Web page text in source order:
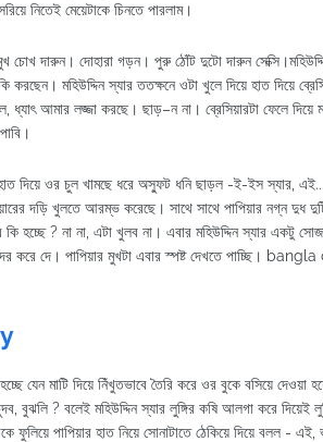
নিতেই মেয়েটাকে চিনতে পারলাম।
চোখ দারুন। দোহারা গড়ন। পুরু ঠোঁট দুটো দারুন
মহিউদ্দিন স্যার ততক্ষনে ওটা খুলে দিয়ে হাত দিয়ে
আমার লজ্জা করছে। ছাড়–ন না। ব্রেসিয়ারটা ফেলে দিয়ে
দিয়ে ওর চুল খামছে ধরে অস্ফুট ধনি ছাড়ল -ই-ইস স্যার, এই...
দড়ি খুলতে আরম্ভ করেছে। সাথে সাথে পাপিয়ার নগ্ন দুধ
হচ্ছে ? না না, এটা খুলব না। এবার মহিউদ্দিন স্যার একটু
করে দে। পাপিয়ার মুখটা এবার স্পষ্ট দেখতে পাচ্ছি।
যেন মাটি দিয়ে নিঁখুতভাবে তৈরি করে ওর বুকে বসিয়ে দেওয়া
? বলেই মহিউদ্দিন স্যার লুঙ্গির কষি আলগা করে দিয়েই
ফুলিয়ে পাপিয়ার হাত নিয়ে সোনাটাতে ঠেকিয়ে দিয়ে বলল - এই,